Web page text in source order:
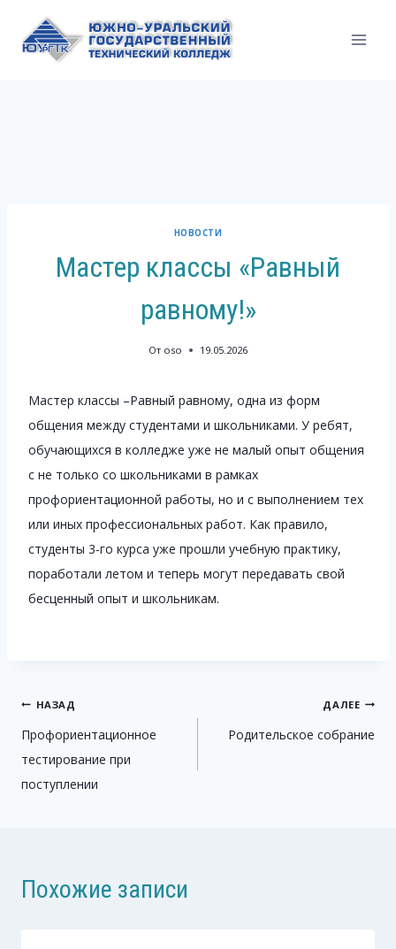
содержимому
НОВОСТИ
Мастер классы «Равный
равному!»
От oso 19.05.2026
Мастер классы –Равный равному, одна из форм
общения между студентами и школьниками. У ребят,
обучающихся в колледже уже не малый опыт общения
с не только со школьниками в рамках
профориентационной работы, но и с выполнением тех
или иных профессиональных работ. Как правило,
студенты 3-го курса уже прошли учебную практику,
поработали летом и теперь могут передавать свой
бесценный опыт и школьникам.
Навигация
по
записям
НАЗАД
Профориентационное
тестирование при
поступлении
ДАЛЕЕ
Родительское собрание
Похожие записи